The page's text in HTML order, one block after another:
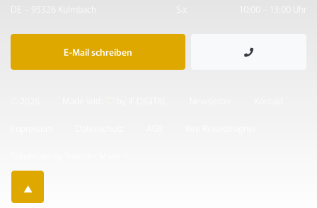
DE – 95326 Kulmbach
Sa:
10:00 – 13:00 Uhr
E-Mail schreiben
▲